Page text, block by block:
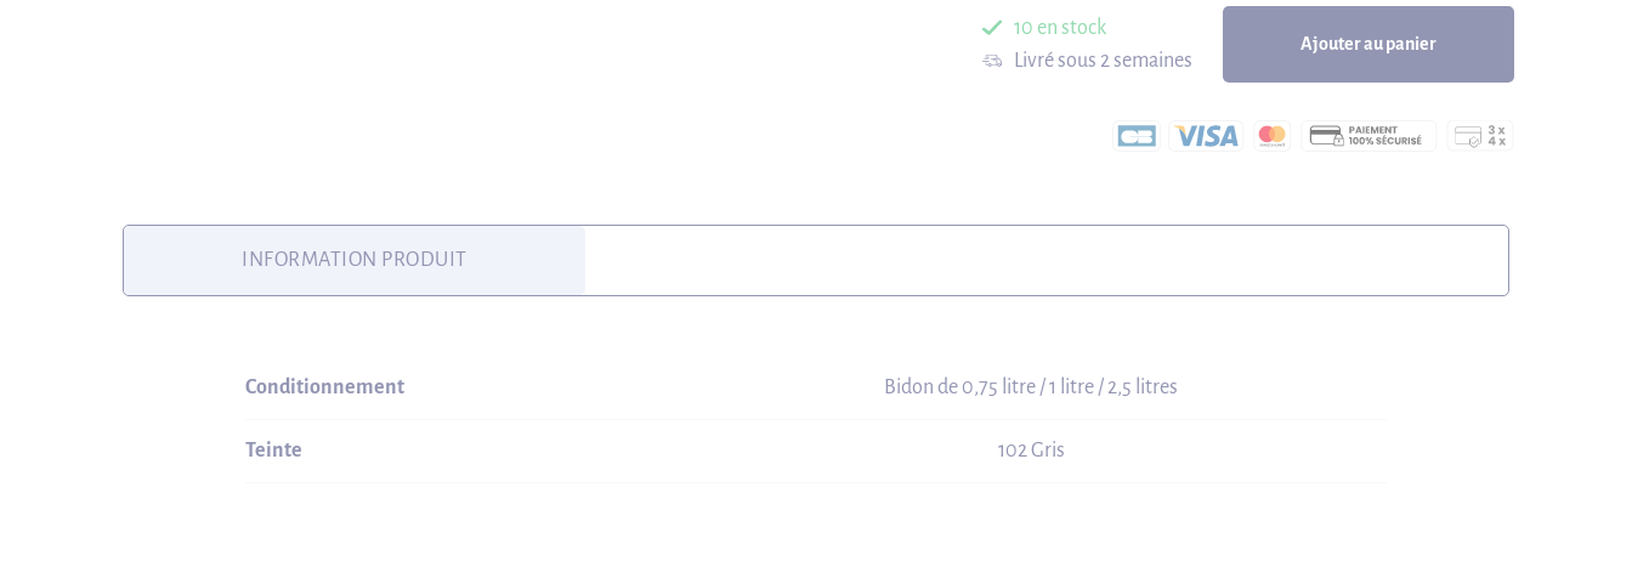
10 en stock
Livré sous 2 semaines
Ajouter au panier
INFORMATION PRODUIT
Conditionnement Bidon de 0,75 litre / 1 litre / 2,5 litres
Teinte 102 Gris